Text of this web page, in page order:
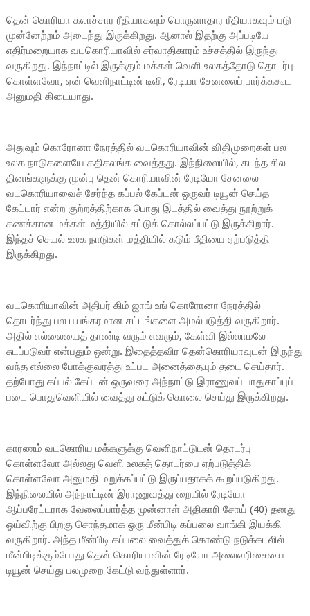
தென் கொரியா கலாச்சார ரீதியாகவும் பொருளாதார ரீதியாகவும் படு
முன்னேற்றம் அடைந்து இருக்கிறது. ஆனால் இதற்கு அப்படியே
எதிர்மறையாக வடகொரியாவில் சர்வாதிகாரம் உச்சத்தில் இருந்து
வருகிறது. இந்நாட்டில் இருக்கும் மக்கள் வெளி உலகத்தோடு தொடர்பு
கொள்ளவோ, ஏன் வெளிநாட்டின் டிவி, ரேடியா சேனலைப் பார்க்ககூட
அனுமதி கிடையாது.
அதுவும் கொரோனா நேரத்தில் வடகொரியாவின் விதிமுறைகள் பல
உலக நாடுகளையே கதிகலங்க வைத்தது. இந்நிலையில், கடந்த சில
தினங்களுக்கு முன்பு தென் கொரியாவின் ரேடியோ சேனலை
வடகொரியாவைச் சேர்ந்த கப்பல் கேப்டன் ஒருவர் டியூன் செய்த
கேட்டார் என்ற குற்றத்திற்காக பொது இடத்தில் வைத்து நூற்றுக்
கணக்கான மக்கள் மத்தியில் சுட்டுக் கொல்லப்பட்டு இருக்கிறார்.
இந்தச் செயல் உலக நாடுகள் மத்தியில் கடும் பீதியை ஏற்படுத்தி
இருக்கிறது.
வடகொரியாவின் அதிபர் கிம் ஜாங் உங் கொரோனா நேரத்தில்
தொடர்ந்து பல பயங்கரமான சட்டங்களை அமல்படுத்தி வருகிறார்.
அதில் எல்லையைத் தாண்டி வரும் எவரும், கேள்வி இல்லாமலே
சுடப்படுவர் என்பதும் ஒன்று. இதைத்தவிர தென்கொரியாவுடன் இருந்து
வந்த எல்லை போக்குவரத்து உட்பட அனைத்தையும் தடை செய்தார்.
தற்போது கப்பல் கேப்டன் ஒருவரை அந்நாட்டு இராணுவப் பாதுகாப்புப்
படை பொதுவெளியில் வைத்து சுட்டுக் கொலை செய்து இருக்கிறது.
காரணம் வடகொரிய மக்களுக்கு வெளிநாட்டுடன் தொடர்பு
கொள்ளவோ அல்லது வெளி உலகத் தொடர்பை ஏற்படுத்திக்
கொள்ளவோ அனுமதி மறுக்கப்பட்டு இருப்பதாகக் கூறப்படுகிறது.
இந்நிலையில் அந்நாட்டின் இராணுவத்து றையில் ரேடியோ
ஆப்பரேட்டராக வேலைப்பார்த்த முன்னாள் அதிகாரி சோய் (40) தனது
ஓய்விற்கு பிறகு சொந்தமாக ஒரு மீன்பிடி கப்பலை வாங்கி இயக்கி
வருகிறார். அந்த மீன்பிடி கப்பலை வைத்துக் கொண்டு நடுக்கடலில்
மீன்பிடிக்கும்போது தென் கொரியாவின் ரேடியோ அலைவரிசையை
டியூன் செய்து பலமுறை கேட்டு வந்துள்ளார்.